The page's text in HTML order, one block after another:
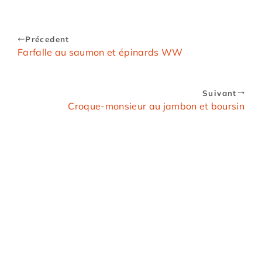
Précedent
Farfalle au saumon et épinards WW
Suivant
Croque-monsieur au jambon et boursin